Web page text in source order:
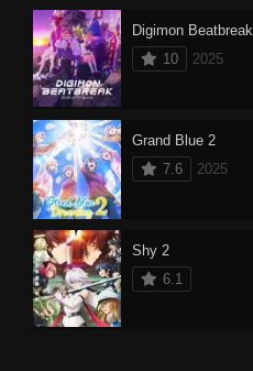
Digimon Beatbreak
10
2025
Grand Blue 2
7.6
2025
Shy 2
6.1